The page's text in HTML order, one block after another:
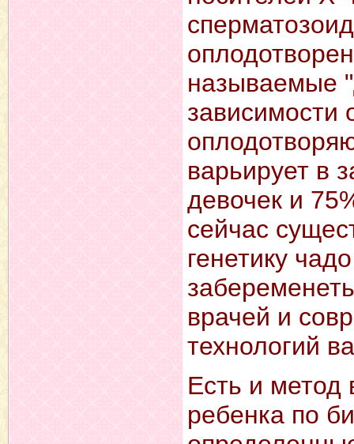
называемые
зависимости
варьирует в
девочек и
сейчас
генетику
врачей и
технологий
Есть и метод
ребенка по